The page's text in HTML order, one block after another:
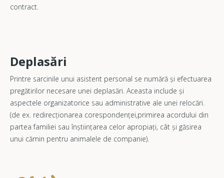
contract.
Deplasări
Printre sarcinile unui asistent personal se numără și efectuarea
pregătirilor necesare unei deplasări. Aceasta include și
aspectele organizatorice sau administrative ale unei relocări.
(de ex. redirecționarea corespondenței,primirea acordului din
partea familiei sau înștiințarea celor apropiați, cât și găsirea
unui cămin pentru animalele de companie).